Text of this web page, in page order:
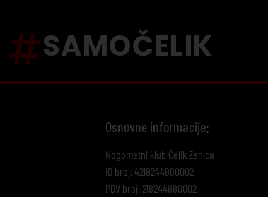
SAMOČELIK
Osnovne informacije:
Nogometni klub Čelik Zenica
ID broj: 4218244880002
PDV broj: 218244880002